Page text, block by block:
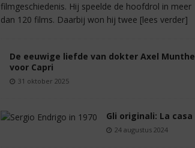
filmgeschiedenis. Hij speelde de hoofdrol in meer
dan 120 films. Daarbij won hij twee [lees verder]
De eeuwige liefde van dokter Axel Munthe
voor Capri
31 oktober 2025
Gli originali: La casa
24 augustus 2024